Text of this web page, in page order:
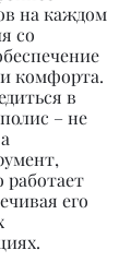
на каждом
со
комфорта.
в
– не
работает
его